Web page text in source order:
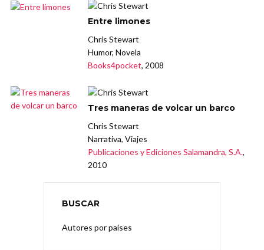
Entre limones
Chris Stewart
Humor, Novela
Books4pocket, 2008
Tres maneras de volcar un barco
Chris Stewart
Narrativa, Viajes
Publicaciones y Ediciones Salamandra, S.A.,
2010
BUSCAR
Autores por países